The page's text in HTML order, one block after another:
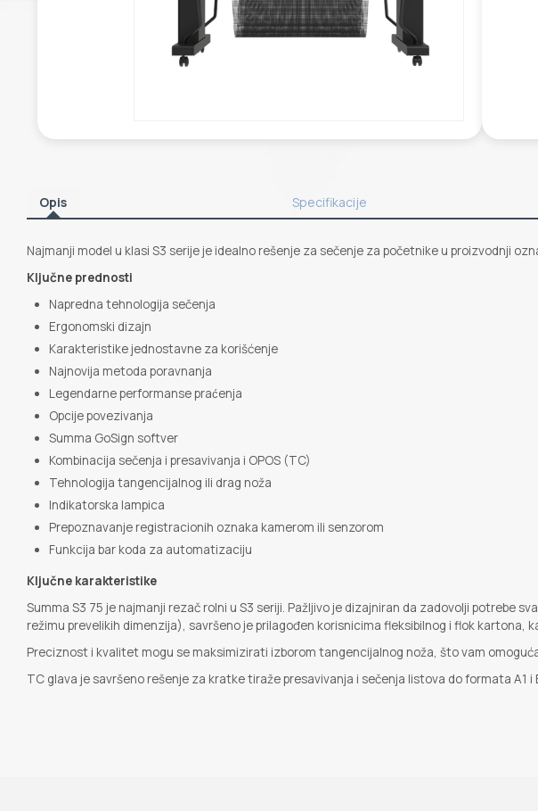
Opis Specifikacije
Najmanji model u klasi S3 serije je idealno rešenje za sečenje za početnike u proizvodnji
Ključne prednosti
Napredna tehnologija sečenja
Ergonomski dizajn
Karakteristike jednostavne za korišćenje
Najnovija metoda poravnanja
Legendarne performanse praćenja
Opcije povezivanja
Summa GoSign softver
Kombinacija sečenja i presavivanja i OPOS (TC)
Tehnologija tangencijalnog ili drag noža
Indikatorska lampica
Prepoznavanje registracionih oznaka kamerom ili senzorom
Funkcija bar koda za automatizaciju
Ključne karakteristike
Summa S3 75 je najmanji rezač rolni u S3 seriji. Pažljivo je dizajniran da zadovolji potrebe
režimu prevelikih dimenzija), savršeno je prilagođen korisnicima fleksibilnog i flok kartona,
Preciznost i kvalitet mogu se maksimizirati izborom tangencijalnog noža, što vam
TC glava je savršeno rešenje za kratke tiraže presavivanja i sečenja listova do formata A1